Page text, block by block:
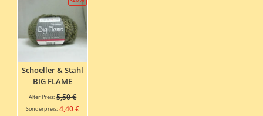
Schoeller & Stahl
BIG FLAME
Alter Preis: 5,50€Ursprünglicher
Preis
Sonderpreis: 4,40€Aktueller